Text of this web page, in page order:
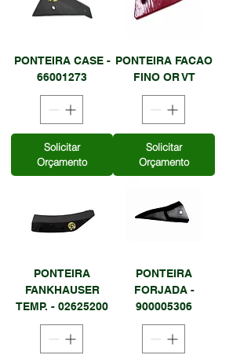
PONTEIRA CASE -
66001273
Solicitar
Orçamento
PONTEIRA FACAO
FINO OR VT
Solicitar
Orçamento
PONTEIRA
FANKHAUSER
TEMP. - 02625200
PONTEIRA
FORJADA -
900005306